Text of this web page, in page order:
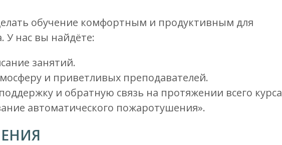
обучение комфортным и продуктивным для
У нас вы найдёте:
занятий.
и приветливых преподавателей.
и обратную связь на протяжении всего курса
автоматического пожаротушения».